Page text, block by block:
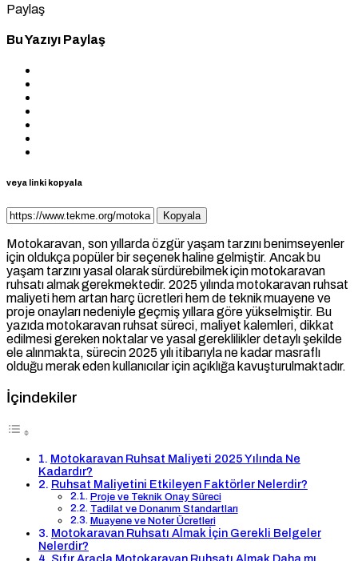
Paylaş
Bu Yazıyı Paylaş
veya linki kopyala
Kopyala
Motokaravan, son yıllarda özgür yaşam tarzını benimseyenler
için oldukça popüler bir seçenek haline gelmiştir. Ancak bu
yaşam tarzını yasal olarak sürdürebilmek için motokaravan
ruhsatı almak gerekmektedir. 2025 yılında motokaravan ruhsat
maliyeti hem artan harç ücretleri hem de teknik muayene ve
proje onayları nedeniyle geçmiş yıllara göre yükselmiştir. Bu
yazıda motokaravan ruhsat süreci, maliyet kalemleri, dikkat
edilmesi gereken noktalar ve yasal gereklilikler detaylı şekilde
ele alınmakta, sürecin 2025 yılı itibarıyla ne kadar masraflı
olduğu merak eden kullanıcılar için açıklığa kavuşturulmaktadır.
İçindekiler
Motokaravan Ruhsat Maliyeti 2025 Yılında Ne
Kadardır?
Ruhsat Maliyetini Etkileyen Faktörler Nelerdir?
Proje ve Teknik Onay Süreci
Tadilat ve Donanım Standartları
Muayene ve Noter Ücretleri
Motokaravan Ruhsatı Almak İçin Gerekli Belgeler
Nelerdir?
Sıfır Araçla Motokaravan Ruhsatı Almak Daha mı